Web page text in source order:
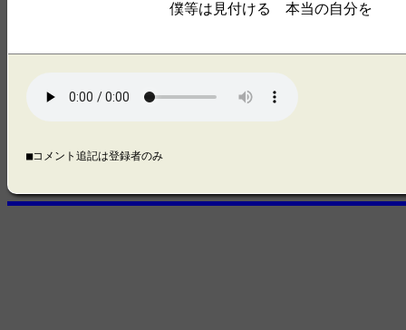
僕等は見付ける 本当の自分を
■コメント追記は登録者のみ